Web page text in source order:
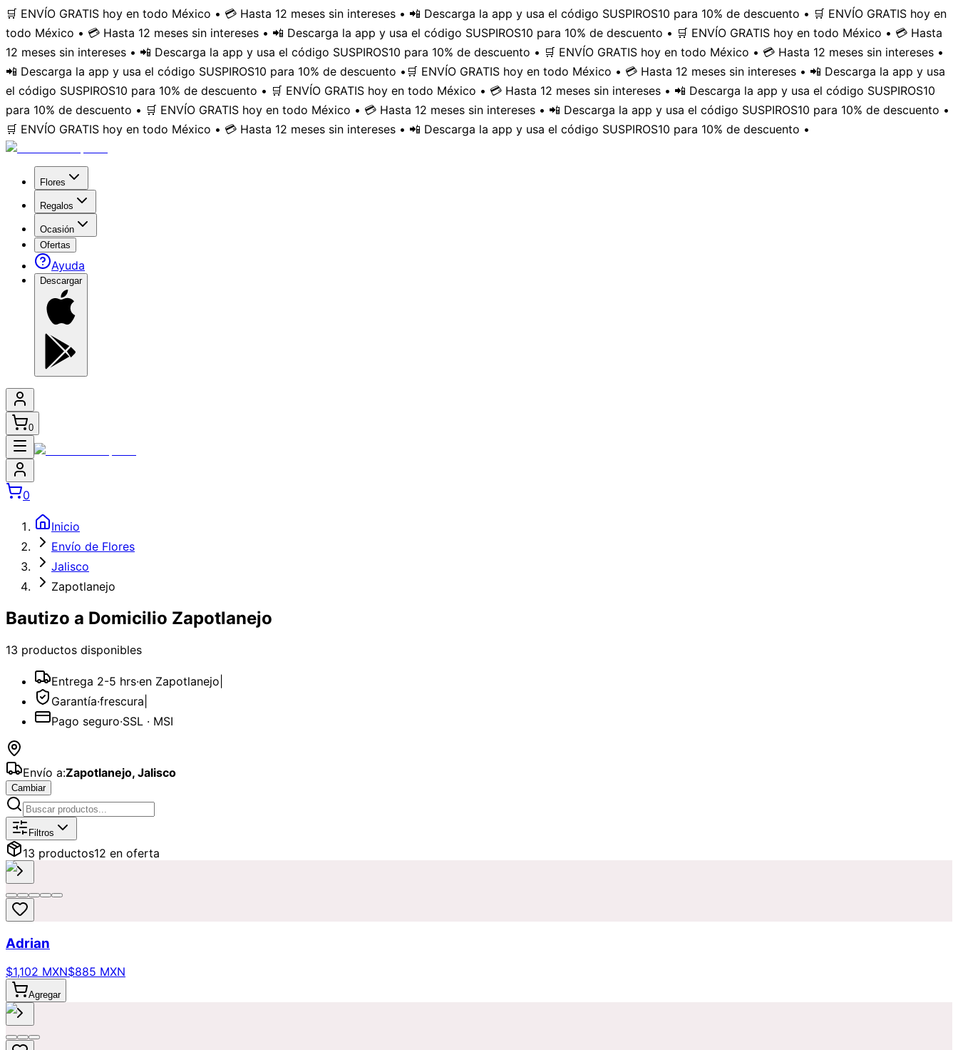
🛒 ENVÍO GRATIS hoy en todo México • 💳 Hasta 12 meses sin intereses • 📲 Descarga la app y usa el código SUSPIROS10 para 10% de descuento • 🛒 ENVÍO GRATIS hoy en
todo México • 💳 Hasta 12 meses sin intereses • 📲 Descarga la app y usa el código SUSPIROS10 para 10% de descuento • 🛒 ENVÍO GRATIS hoy en todo México • 💳 Hasta
12 meses sin intereses • 📲 Descarga la app y usa el código SUSPIROS10 para 10% de descuento • 🛒 ENVÍO GRATIS hoy en todo México • 💳 Hasta 12 meses sin intereses •
📲 Descarga la app y usa el código SUSPIROS10 para 10% de descuento • 🛒 ENVÍO GRATIS hoy en todo México • 💳 Hasta 12 meses sin intereses • 📲 Descarga la app y usa
el código SUSPIROS10 para 10% de descuento • 🛒 ENVÍO GRATIS hoy en todo México • 💳 Hasta 12 meses sin intereses • 📲 Descarga la app y usa el código SUSPIROS10
para 10% de descuento • 🛒 ENVÍO GRATIS hoy en todo México • 💳 Hasta 12 meses sin intereses • 📲 Descarga la app y usa el código SUSPIROS10 para 10% de descuento •
🛒 ENVÍO GRATIS hoy en todo México • 💳 Hasta 12 meses sin intereses • 📲 Descarga la app y usa el código SUSPIROS10 para 10% de descuento •
Flores
Regalos
Ocasión
Ofertas
Ayuda
Descargar
0
0
Inicio
Envío de Flores
Jalisco
Zapotlanejo
Bautizo a Domicilio Zapotlanejo
13 productos disponibles
Entrega 2-5 hrs·en Zapotlanejo
Garantía·frescura
Pago seguro·SSL · MSI
Envío a:Zapotlanejo, Jalisco
Cambiar
Catálogo deBautizo
Filtros
13 productos12 en oferta
Adrian
$1,102 MXN$885 MXN
Agregar